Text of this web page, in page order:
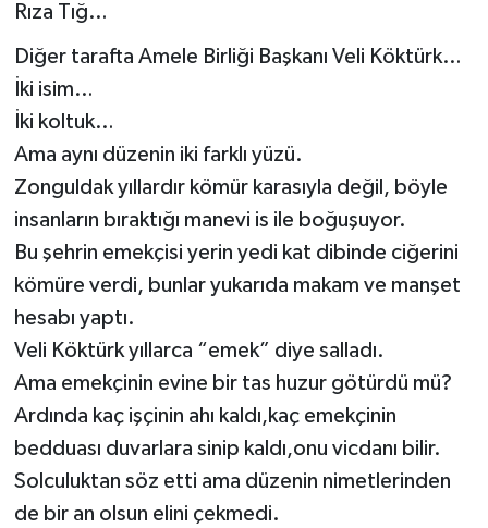
Rıza Tığ…
Diğer tarafta Amele Birliği Başkanı Veli Köktürk…
İki isim…
İki koltuk…
Ama aynı düzenin iki farklı yüzü.
Zonguldak yıllardır kömür karasıyla değil, böyle
insanların bıraktığı manevi is ile boğuşuyor.
Bu şehrin emekçisi yerin yedi kat dibinde ciğerini
kömüre verdi, bunlar yukarıda makam ve manşet
hesabı yaptı.
Veli Köktürk yıllarca “emek” diye salladı.
Ama emekçinin evine bir tas huzur götürdü mü?
Ardında kaç işçinin ahı kaldı,kaç emekçinin
bedduası duvarlara sinip kaldı,onu vicdanı bilir.
Solculuktan söz etti ama düzenin nimetlerinden
de bir an olsun elini çekmedi.